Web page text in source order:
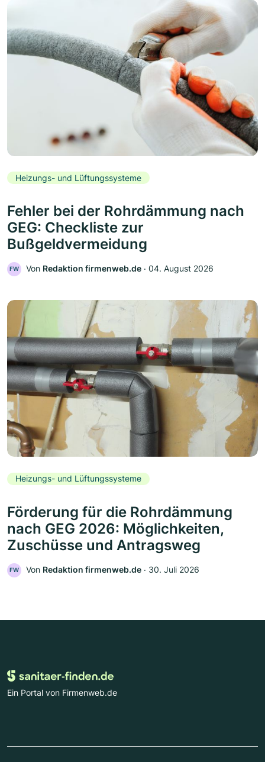
Heizungs- und Lüftungssysteme
Fehler bei der Rohrdämmung nach
GEG: Checkliste zur
Bußgeldvermeidung
FW Von Redaktion firmenweb.de ‧ 04. August 2026
Heizungs- und Lüftungssysteme
Förderung für die Rohrdämmung
nach GEG 2026: Möglichkeiten,
Zuschüsse und Antragsweg
FW Von Redaktion firmenweb.de ‧ 30. Juli 2026
Ein Portal von Firmenweb.de